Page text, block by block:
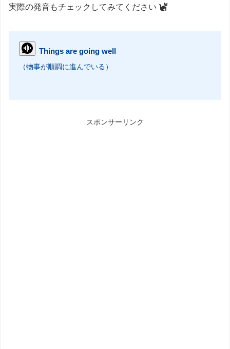
実際の発音もチェックしてみてください
Things are going well
（物事が順調に進んでいる）
スポンサーリンク